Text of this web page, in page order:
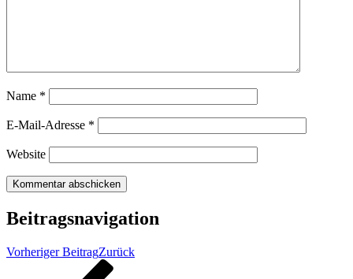
Name *
E-Mail-Adresse *
Website
Beitragsnavigation
Vorheriger BeitragZurück